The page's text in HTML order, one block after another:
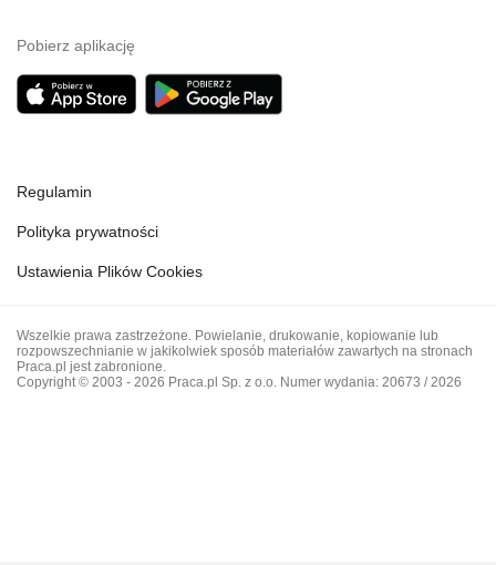
Pobierz aplikację
Regulamin
Polityka prywatności
Ustawienia Plików Cookies
Wszelkie prawa zastrzeżone. Powielanie, drukowanie, kopiowanie lub
rozpowszechnianie w jakikolwiek sposób materiałów zawartych na stronach
Praca.pl jest zabronione.
Copyright © 2003 - 2026 Praca.pl Sp. z o.o. Numer wydania: 20673 / 2026